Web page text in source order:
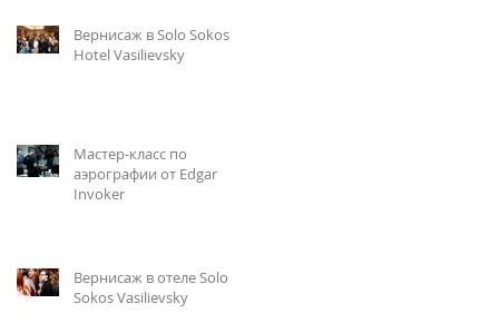
Вернисаж в Solo Sokos
Hotel Vasilievsky
Мастер-класс по
аэрографии от Edgar
Invoker
Вернисаж в отеле Solo
Sokos Vasilievsky